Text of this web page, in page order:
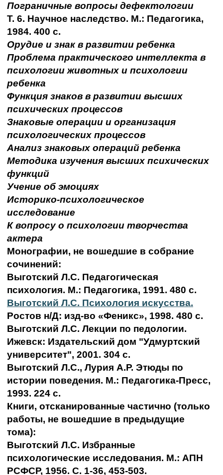
Пограничные вопросы дефектологии
Т. 6. Научное наследство. М.: Педагогика,
1984. 400 с.
Орудие и знак в развитии ребенка
Проблема практического интеллекта в
психологии животных и психологии
ребенка
Функция знаков в развитии высших
психических процессов
Знаковые операции и организация
психологических процессов
Анализ знаковых операций ребенка
Методика изучения высших психических
функций
Учение об эмоциях
Историко-психологическое
исследование
К вопросу о психологии творчества
актера
Монографии, не вошедшие в собрание
сочинений:
Выготский Л.С. Педагогическая
психология. М.: Педагогика, 1991. 480 с.
Выготский Л.С. Психология искусства.
Ростов н/Д: изд-во «Феникс», 1998. 480 с.
Выготский Л.С. Лекции по педологии.
Ижевск: Издательский дом "Удмуртский
университет", 2001. 304 с.
Выготский Л.С., Лурия А.Р. Этюды по
истории поведения. М.: Педагогика-Пресс,
1993. 224 с.
Книги, отсканированные частично (только
работы, не вошедшие в предыдущие
тома):
Выготский Л.С. Избранные
психологические исследования. М.: АПН
РСФСР, 1956. С. 1-36, 453-503.